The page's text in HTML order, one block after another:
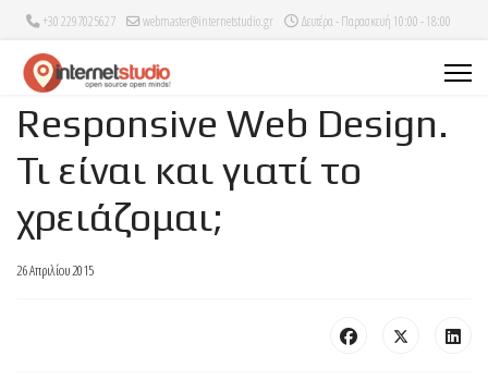
+30 2297025627 webmaster@internetstudio.gr Δευτέρα - Παρασκευή 10:00 - 18:00
Responsive Web Design.
Τι είναι και γιατί το
χρειάζομαι;
26 Απριλίου 2015